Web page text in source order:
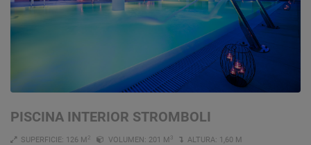
PISCINA INTERIOR STROMBOLI
SUPERFICIE: 126 M 2 VOLUMEN: 201 M 3 ALTURA: 1,60 M